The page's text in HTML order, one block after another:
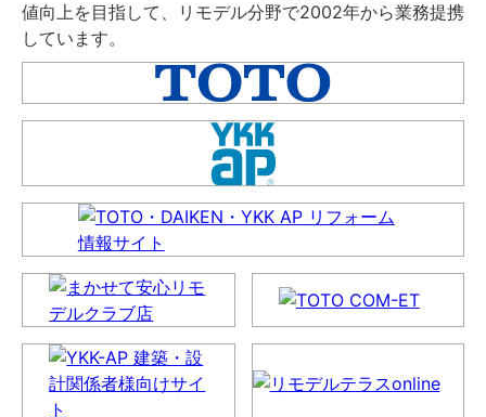
値向上を目指して、リモデル分野で2002年から業務提携
しています。